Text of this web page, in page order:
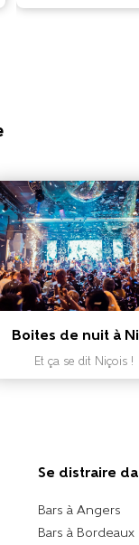
Boites de nuit à
Et ça se dit Niçois !
Se distraire
Bars à Angers
Bars à Bordeaux